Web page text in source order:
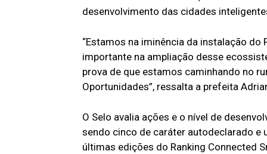
desenvolvimento das cidades
“Estamos na iminência da instalação
importante na ampliação desse
prova de que estamos caminhando no
Oportunidades”, ressalta a prefeita
O Selo avalia ações e o nível de
sendo cinco de caráter autodeclarado e
últimas edições do Ranking Connected